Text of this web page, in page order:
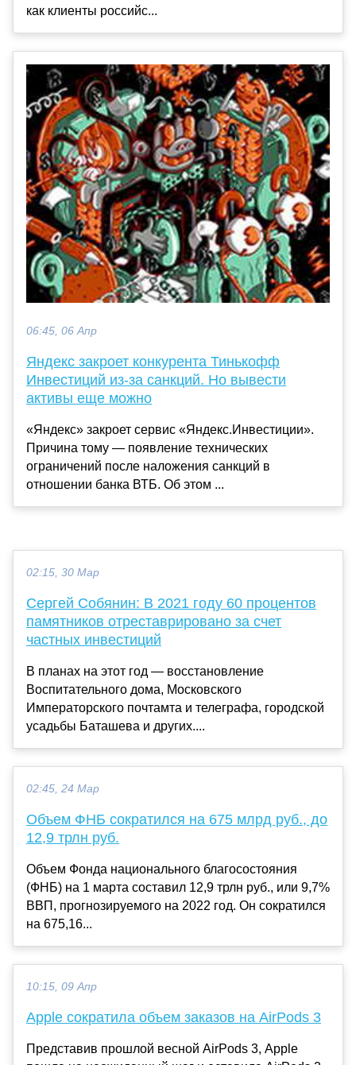
как клиенты российс...
06:45, 06 Апр
Яндекс закроет конкурента Тинькофф
Инвестиций из-за санкций. Но вывести
активы еще можно
«Яндекс» закроет сервис «Яндекс.Инвестиции».
Причина тому — появление технических
ограничений после наложения санкций в
отношении банка ВТБ. Об этом ...
02:15, 30 Мар
Сергей Собянин: В 2021 году 60 процентов
памятников отреставрировано за счет
частных инвестиций
В планах на этот год — восстановление
Воспитательного дома, Московского
Императорского почтамта и телеграфа, городской
усадьбы Баташева и других....
02:45, 24 Мар
Объем ФНБ сократился на 675 млрд руб., до
12,9 трлн руб.
Объем Фонда национального благосостояния
(ФНБ) на 1 марта составил 12,9 трлн руб., или 9,7%
ВВП, прогнозируемого на 2022 год. Он сократился
на 675,16...
10:15, 09 Апр
Apple сократила объем заказов на AirPods 3
Представив прошлой весной AirPods 3, Apple